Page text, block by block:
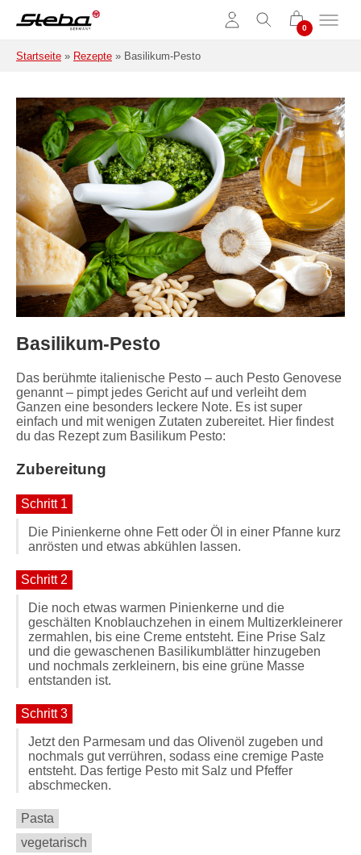
Startseite » Rezepte » Basilikum-Pesto
Basilikum-Pesto
Das berühmte italienische Pesto – auch Pesto Genovese
genannt – pimpt jedes Gericht auf und verleiht dem
Ganzen eine besonders leckere Note. Es ist super
einfach und mit wenigen Zutaten zubereitet. Hier findest
du das Rezept zum Basilikum Pesto:
Zubereitung
Schritt 1
Die Pinienkerne ohne Fett oder Öl in einer Pfanne kurz
anrösten und etwas abkühlen lassen.
Schritt 2
Die noch etwas warmen Pinienkerne und die
geschälten Knoblauchzehen in einem Multizerkleinerer
zermahlen, bis eine Creme entsteht. Eine Prise Salz
und die gewaschenen Basilikumblätter hinzugeben
und nochmals zerkleinern, bis eine grüne Masse
entstanden ist.
Schritt 3
Jetzt den Parmesam und das Olivenöl zugeben und
nochmals gut verrühren, sodass eine cremige Paste
entsteht. Das fertige Pesto mit Salz und Pfeffer
abschmecken.
Pasta
vegetarisch